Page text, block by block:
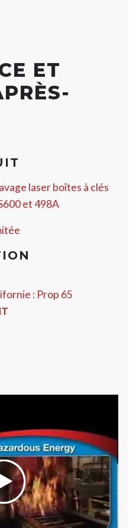
ET
laser boîtes à clés
et 498A
: Prop 65